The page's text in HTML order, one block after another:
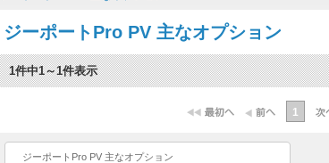
ジーポートPro PV 主なオプション
1件中1～1件表示
1
ジーポートPro PV 主なオプション